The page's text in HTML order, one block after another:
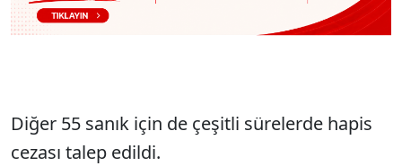
Diğer 55 sanık için de çeşitli sürelerde hapis
cezası talep edildi.